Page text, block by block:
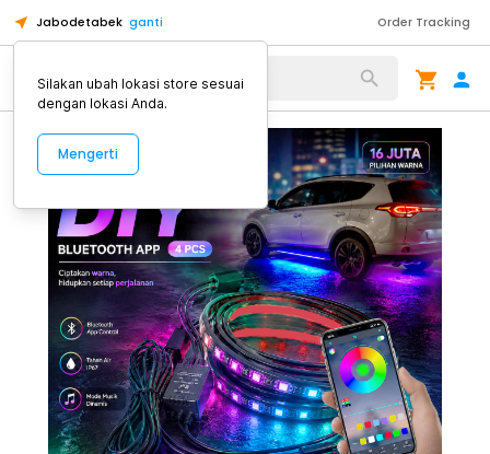
Jabodetabek ganti Order Tracking
Alat Kopi
Silakan ubah lokasi store sesuai
dengan lokasi Anda.
Mengerti